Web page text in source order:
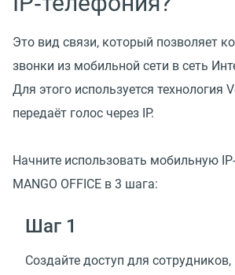
Это вид связи, который позволяет
звонки из мобильной сети в сеть
Для этого используется технология
передаёт голос через IP.
Начните использовать мобильную
MANGO OFFICE в 3 шага:
Шаг 1
Создайте доступ для